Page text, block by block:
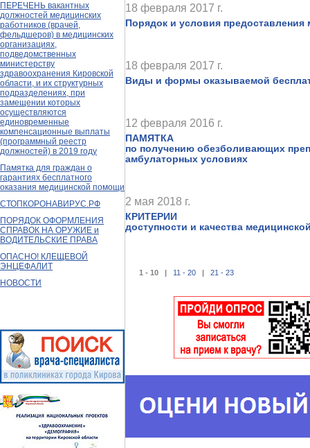
ПЕРЕЧЕНЬ вакантных
должностей медицинских
работников (врачей,
фельдшеров) в медицинских
организациях,
подведомственных
министерству
здравоохранения Кировской
области, и их структурных
подразделениях, при
замещении которых
осуществляются
единовременные
компенсационные выплаты
(программный реестр
должностей) в 2019 году
Памятка для граждан о
гарантиях бесплатного
оказания медицинской помощи
СТОПКОРОНАВИРУС.РФ
ПОРЯДОК ОФОРМЛЕНИЯ
СПРАВОК НА ОРУЖИЕ и
ВОДИТЕЛЬСКИЕ ПРАВА
ОПАСНО! КЛЕЩЕВОЙ
ЭНЦЕФАЛИТ
НОВОСТИ
18 февраля 2017 г.
Порядок и условия
18 февраля 2017 г.
Виды и формы оказываемой
12 февраля 2016 г.
ПАМЯТКА
по получению обезболивающих
амбулаторных условиях
2 мая 2018 г.
КРИТЕРИИ
доступности и качества
1 - 10 | 11 - 20 | 21 - 23